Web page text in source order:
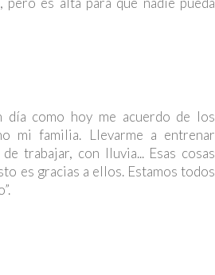
día como hoy me acuerdo de los
mi familia. Llevarme a entrenar
trabajar, con lluvia... Esas cosas
es gracias a ellos. Estamos todos